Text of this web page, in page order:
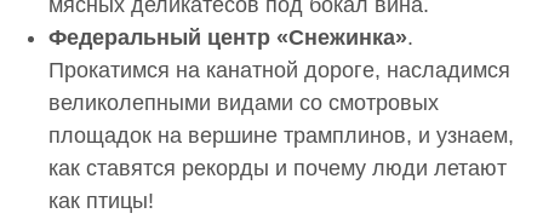
Федеральный центр «Снежинка».
Прокатимся на канатной дороге, насладимся
великолепными видами со смотровых
площадок на вершине трамплинов, и узнаем,
как ставятся рекорды и почему люди летают
как птицы!